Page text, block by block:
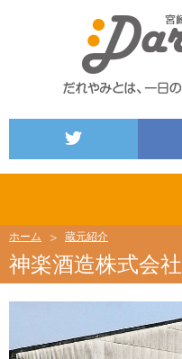
ホーム 蔵元紹介
神楽酒造株式会社